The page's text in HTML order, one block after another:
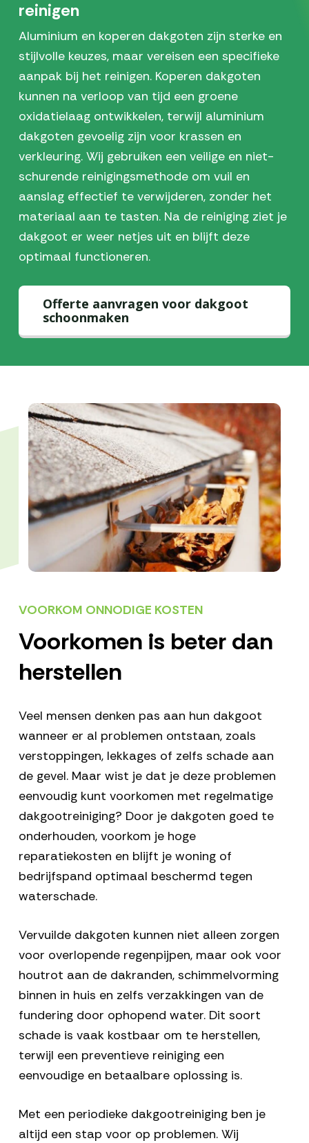
reinigen
Aluminium en koperen dakgoten zijn sterke en
stijlvolle keuzes, maar vereisen een specifieke
aanpak bij het reinigen. Koperen dakgoten
kunnen na verloop van tijd een groene
oxidatielaag ontwikkelen, terwijl aluminium
dakgoten gevoelig zijn voor krassen en
verkleuring. Wij gebruiken een veilige en niet-
schurende reinigingsmethode om vuil en
aanslag effectief te verwijderen, zonder het
materiaal aan te tasten. Na de reiniging ziet je
dakgoot er weer netjes uit en blijft deze
optimaal functioneren.
Offerte aanvragen voor dakgoot
schoonmaken
VOORKOM ONNODIGE KOSTEN
Voorkomen is beter dan
herstellen
Veel mensen denken pas aan hun dakgoot
wanneer er al problemen ontstaan, zoals
verstoppingen, lekkages of zelfs schade aan
de gevel. Maar wist je dat je deze problemen
eenvoudig kunt voorkomen met regelmatige
dakgootreiniging? Door je dakgoten goed te
onderhouden, voorkom je hoge
reparatiekosten en blijft je woning of
bedrijfspand optimaal beschermd tegen
waterschade.
Vervuilde dakgoten kunnen niet alleen zorgen
voor overlopende regenpijpen, maar ook voor
houtrot aan de dakranden, schimmelvorming
binnen in huis en zelfs verzakkingen van de
fundering door ophopend water. Dit soort
schade is vaak kostbaar om te herstellen,
terwijl een preventieve reiniging een
eenvoudige en betaalbare oplossing is.
Met een periodieke dakgootreiniging ben je
altijd een stap voor op problemen. Wij